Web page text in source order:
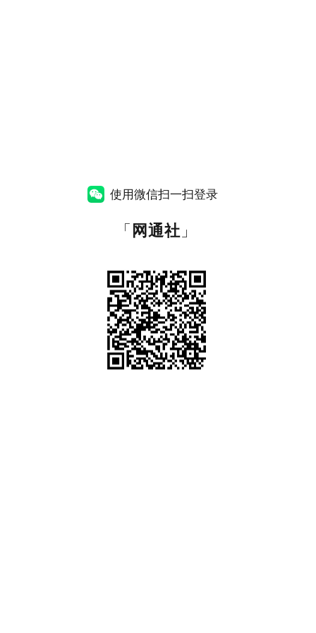
使用微信扫一扫登录
「 网通社 」